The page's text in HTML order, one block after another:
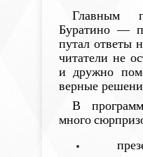
Главным
Буратино —
путал ответы
читатели не
и дружно
верные
В
много